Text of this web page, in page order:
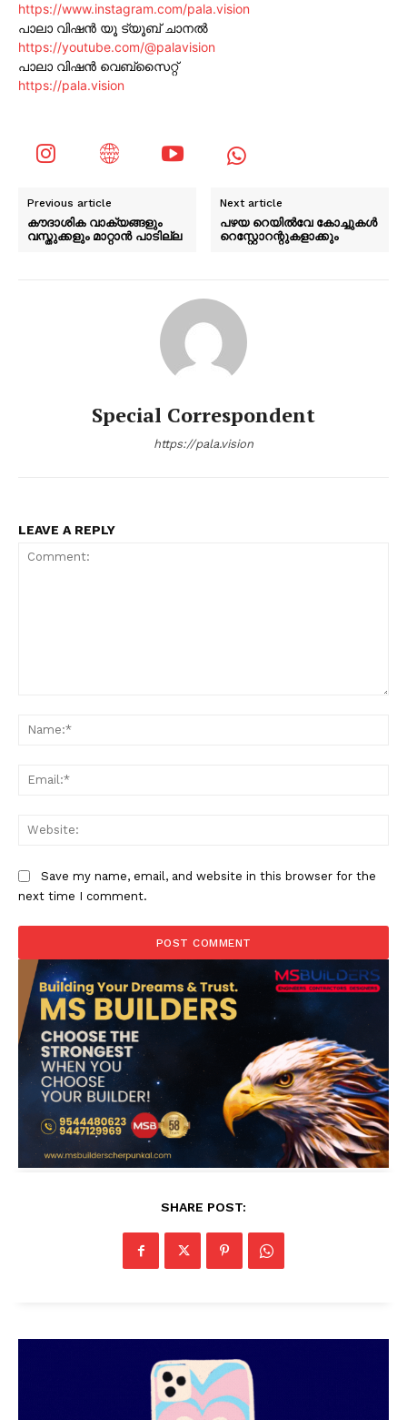
https://www.instagram.com/pala.vision
പാലാ വിഷൻ യൂ ട്യൂബ് ചാനൽ
https://youtube.com/@palavision
പാലാ വിഷൻ വെബ്സൈറ്റ്
https://pala.vision
Previous article
കൗദാശിക വാക്യങ്ങളും
വസ്തുക്കളും മാറ്റാൻ പാടില്ല
Next article
പഴയ റെയിൽവേ കോച്ചുകൾ
റെസ്റ്റോറന്റുകളാക്കും
Special Correspondent
https://pala.vision
LEAVE A REPLY
Save my name, email, and website in this browser for the
next time I comment.
SHARE POST: